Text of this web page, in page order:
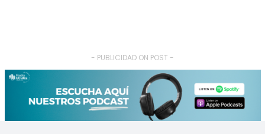
- PUBLICIDAD ON POST -